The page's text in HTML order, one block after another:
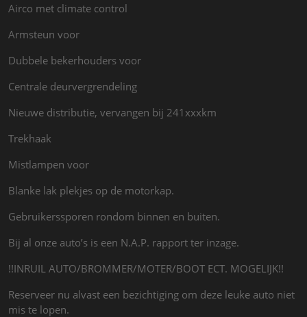
Airco met climate control
Armsteun voor
Dubbele bekerhouders voor
Centrale deurvergrendeling
Nieuwe distributie, vervangen bij 241xxxkm
Trekhaak
Mistlampen voor
Blanke lak plekjes op de motorkap.
Gebruikerssporen rondom binnen en buiten.
Bij al onze auto’s is een N.A.P. rapport ter inzage.
!!INRUIL AUTO/BROMMER/MOTER/BOOT ECT. MOGELIJK!!
Reserveer nu alvast een bezichtiging om deze leuke auto niet
mis te lopen.